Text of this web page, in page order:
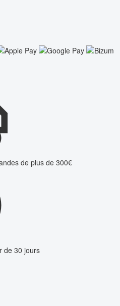
de plus de 300€
de 30 jours